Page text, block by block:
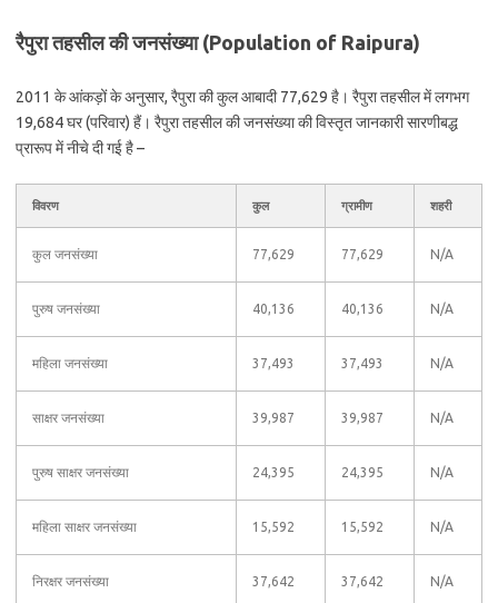
रैपुरा तहसील की जनसंख्या (Population of Raipura)
2011 के आंकड़ों के अनुसार, रैपुरा की कुल आबादी 77,629 है। रैपुरा तहसील में लगभग
19,684 घर (परिवार) हैं। रैपुरा तहसील की जनसंख्या की विस्तृत जानकारी सारणीबद्ध
प्रारूप में नीचे दी गई है –
विवरण कुल ग्रामीण शहरी
कुल जनसंख्या 77,629 77,629 N/A
पुरुष जनसंख्या 40,136 40,136 N/A
महिला जनसंख्या 37,493 37,493 N/A
साक्षर जनसंख्या 39,987 39,987 N/A
पुरुष साक्षर जनसंख्या 24,395 24,395 N/A
महिला साक्षर जनसंख्या 15,592 15,592 N/A
निरक्षर जनसंख्या 37,642 37,642 N/A